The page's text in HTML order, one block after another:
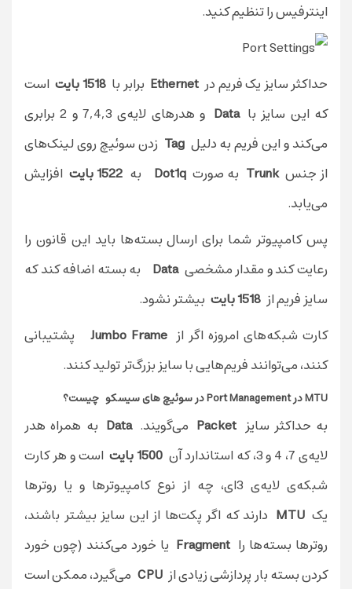
اینترفیس را تنظیم کنید.
حداکثر سایز یک فریم در Ethernet برابر با1518 بایت
است
که این سایز باData
و هدر‌های لایه‌ی 7,4,3 و 2 برابری
می‌کند و این فریم به دلیلTag زدن سوئیچ روی لینک‌های
از جنسTrunk به صورت Dot1q به 1522 بایت
افزایش
می‌یابد.
پس کامپیوتر شما برای ارسال بسته‌ها باید این قانون را
رعایت کند و مقدار مشخصیData به بسته اضافه کند که
سایز فریم از
بیشتر نشود.
کارت شبکه‌های امروزه اگر از Jumbo Frameپشتیبانی
کنند، می‌توانند فریم‌هایی با سایز بزرگ‌تر تولید کنند.
MTU در Port Management در سوئیچ های سیسکو چیست؟
به حداکثر سایز Packet می‌گویند.Data به همراه هدر
لایه‌ی 7، 4 و 3، که استاندارد آن
1500 بایت
است و هر کارت
شبکه‌ی لایه‌ی 3ای، چه از نوع کامپیوترها و یا روترها
یکMTU دارند که اگر پکت‌ها از این سایز بیشتر باشند،
روترها بسته‌ها را Fragment یا خورد می‌کنند (چون خورد
کردن بسته بار پردازشی زیادی ازCPU می‌گیرد، ممکن است